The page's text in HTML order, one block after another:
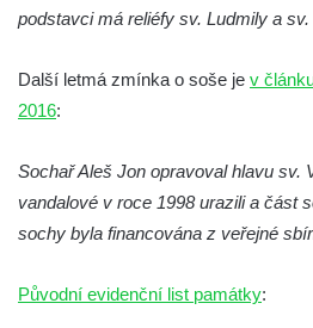
Socha Vydry si hrají v ZOO Hluboká
Socha Matka příroda v ZOO
Socha Vlčice s mládětem v ZOO
Socha Rys číhající na srnu v ZOO
Socha Tygr v ZOO Hluboká
podstavci má reliéfy sv. Ludmily a
Další letmá zmínka o soše je v
2016:
Sochař Aleš Jon opravoval hlavu sv.
vandalové v roce 1998 urazili a část
sochy byla financována z veřejné
Původní evidenční list památky: